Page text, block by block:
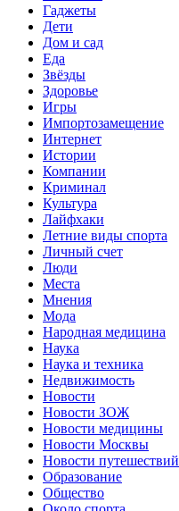
Гаджеты
Дети
Дом и сад
Еда
Звёзды
Здоровье
Игры
Импортозамещение
Интернет
Истории
Компании
Криминал
Культура
Лайфхаки
Летние виды спорта
Личный счет
Люди
Места
Мнения
Мода
Народная медицина
Наука
Наука и техника
Недвижимость
Новости
Новости ЗОЖ
Новости медицины
Новости Москвы
Новости путешествий
Образование
Общество